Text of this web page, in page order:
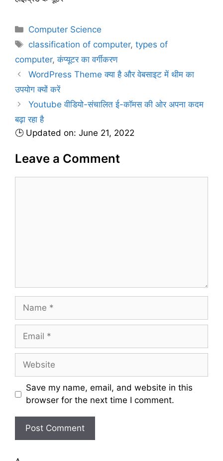
C
e
g
o
r
i
e
s
Computer Science
T
g
s
classification of computer,types of
computer,कंप्यूटर का वर्गीकरण
WordPress Theme क्या है और वेबसाइट में थीम का
उपयोग क्यों करें
Youtube वीडियो-संचालित ई-कॉमस की ओर अपना कदम
बढ़ा रहा है
🕒 Updated on: June 21, 2022
Leave a Comment
m
a
s
Save my name, email, and website in this
browser for the next time I comment.